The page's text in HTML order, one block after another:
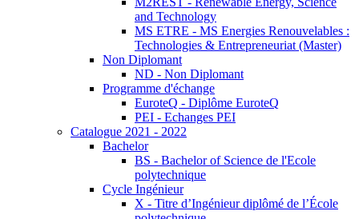
and Technology
MS ETRE - MS Energies Renouvelables :
Technologies & Entrepreneuriat (Master)
Non Diplomant
ND - Non Diplomant
Programme d'échange
EuroteQ - Diplôme EuroteQ
PEI - Echanges PEI
Catalogue 2021 - 2022
Bachelor
BS - Bachelor of Science de l'Ecole
polytechnique
Cycle Ingénieur
X - Titre d’Ingénieur diplômé de l’École